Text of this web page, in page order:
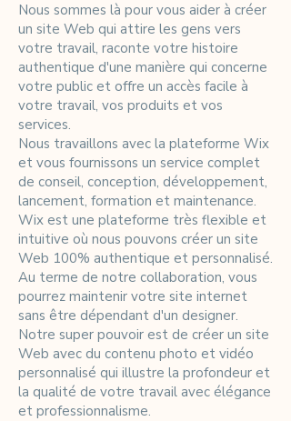
Nous sommes là pour vous aider à créer
un site Web qui attire les gens vers
votre travail, raconte votre histoire
authentique d'une manière qui concerne
votre public et offre un accès facile à
votre travail, vos produits et vos
services.
Nous travaillons avec la plateforme Wix
et vous fournissons un service complet
de conseil, conception, développement,
lancement, formation et maintenance.
Wix est une plateforme très flexible et
intuitive où nous pouvons créer un site
Web 100% authentique et personnalisé.
Au terme de notre collaboration, vous
pourrez maintenir votre site internet
sans être dépendant d'un designer.
Notre super pouvoir est de créer un site
Web avec du contenu photo et vidéo
personnalisé qui illustre la profondeur et
la qualité de votre travail avec élégance
et professionnalisme.